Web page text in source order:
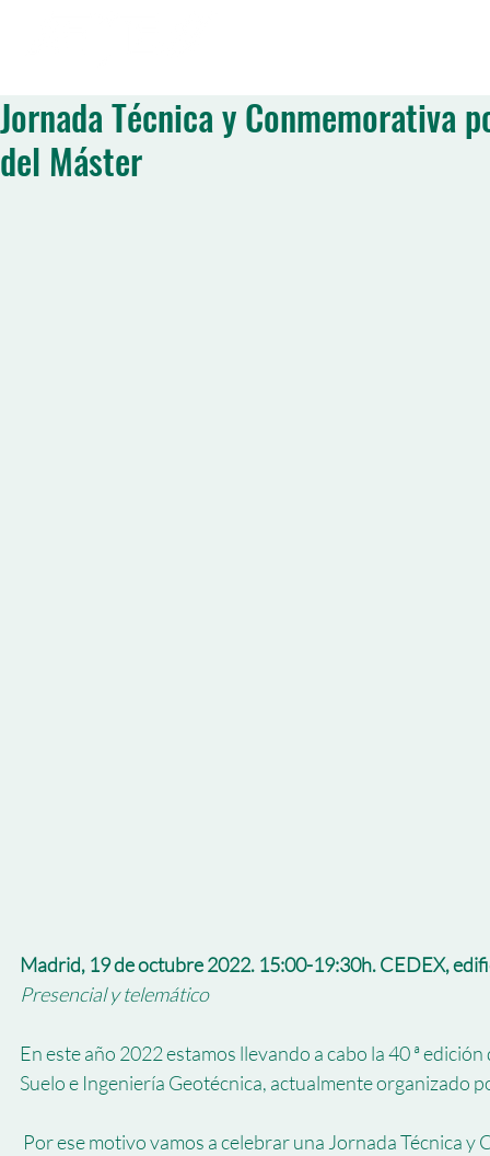
Jornada Técnica y Conmemorativa
del Máster
Madrid, 19 de octubre 2022. 15:00-19:30h. CEDEX,
Presencial y telemático
En este año 2022 estamos llevando a cabo la 40 ª
Suelo e Ingeniería Geotécnica, actualmente organizado